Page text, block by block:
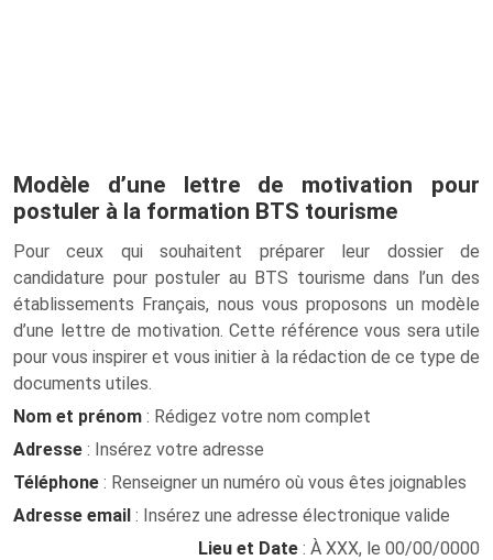
Modèle d’une lettre de motivation pour
postuler à la formation BTS tourisme
Pour ceux qui souhaitent préparer leur dossier de
candidature pour postuler au BTS tourisme dans l’un des
établissements Français, nous vous proposons un modèle
d’une lettre de motivation. Cette référence vous sera utile
pour vous inspirer et vous initier à la rédaction de ce type de
documents utiles.
Nom et prénom : Rédigez votre nom complet
Adresse : Insérez votre adresse
Téléphone : Renseigner un numéro où vous êtes joignables
Adresse email : Insérez une adresse électronique valide
Lieu et Date : À XXX, le 00/00/0000